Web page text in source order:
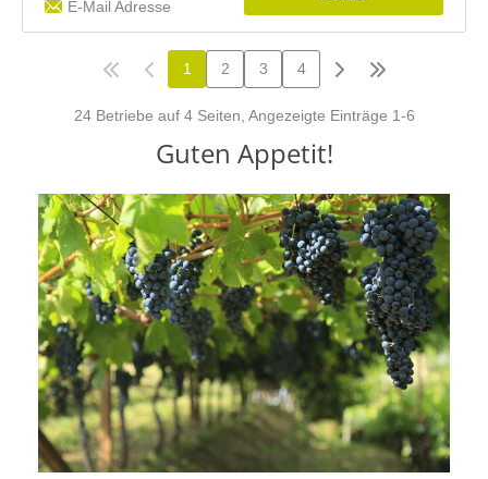
Guten Appetit!